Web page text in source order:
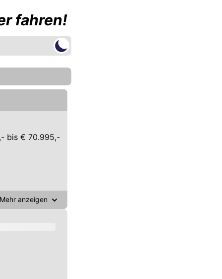
fahren!
bis € 70.995,-
Mehr anzeigen